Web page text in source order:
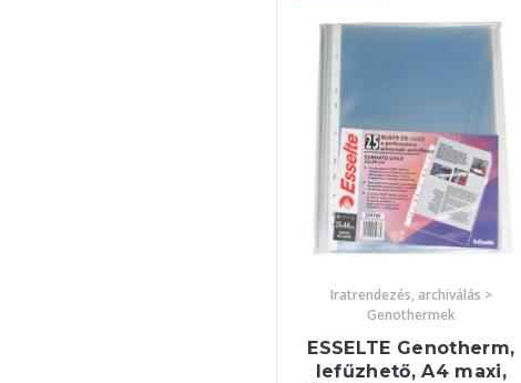
Iratrendezés, archiválás >
Genothermek
ESSELTE Genotherm,
lefűzhető, A4 maxi,